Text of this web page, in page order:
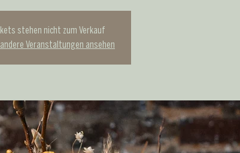
stehen nicht zum Verkauf
Veranstaltungen ansehen